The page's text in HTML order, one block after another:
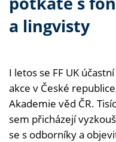
a lingvisty
I letos se FF UK
akce v České
Akademie věd ČR.
sem přicházejí
se s odborníky a